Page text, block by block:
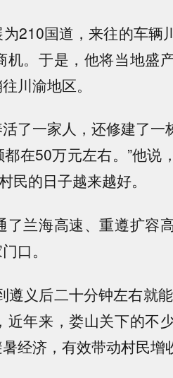
210国道，来往的车辆
机。于是，他将当地盛
川渝地区。
了一家人，还修建了一
在50万元左右。”他说
民的日子越来越好。
兰海高速、重遵扩容
口。
遵义后二十分钟左右就
近年来，娄山关下的不
经济，有效带动村民增